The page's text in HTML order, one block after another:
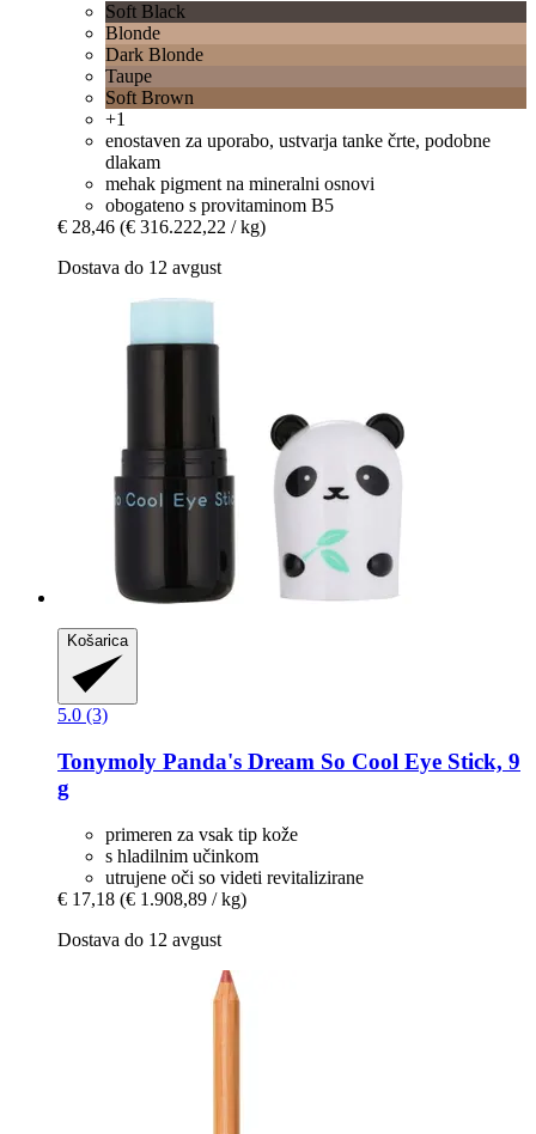
Soft Black
Blonde
Dark Blonde
Taupe
Soft Brown
+1
enostaven za uporabo, ustvarja tanke črte, podobne
dlakam
mehak pigment na mineralni osnovi
obogateno s provitaminom B5
€ 28,46 (€ 316.222,22 / kg)
Dostava do 12 avgust
Košarica
5.0 (3)
Tonymoly Panda's Dream So Cool Eye Stick, 9
g
primeren za vsak tip kože
s hladilnim učinkom
utrujene oči so videti revitalizirane
€ 17,18 (€ 1.908,89 / kg)
Dostava do 12 avgust